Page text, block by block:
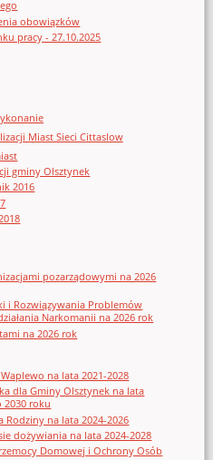
obowiązków
pracy - 27.10.2025
Miast Sieci Cittaslow
gminy Olsztynek
2016
pozarządowymi na 2026
i Rozwiązywania Problemów
Narkomanii na 2026 rok
na 2026 rok
na lata 2021-2028
dla Gminy Olsztynek na lata
2030 roku
Rodziny na lata 2024-2026
dożywiania na lata 2024-2028
Domowej i Ochrony Osób